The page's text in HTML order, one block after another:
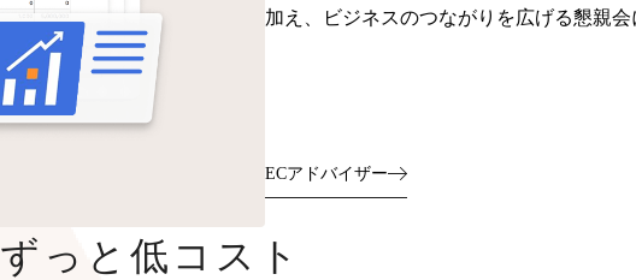
加え、ビジネスのつながりを広げる懇親会
ECアドバイザー
っと低コスト